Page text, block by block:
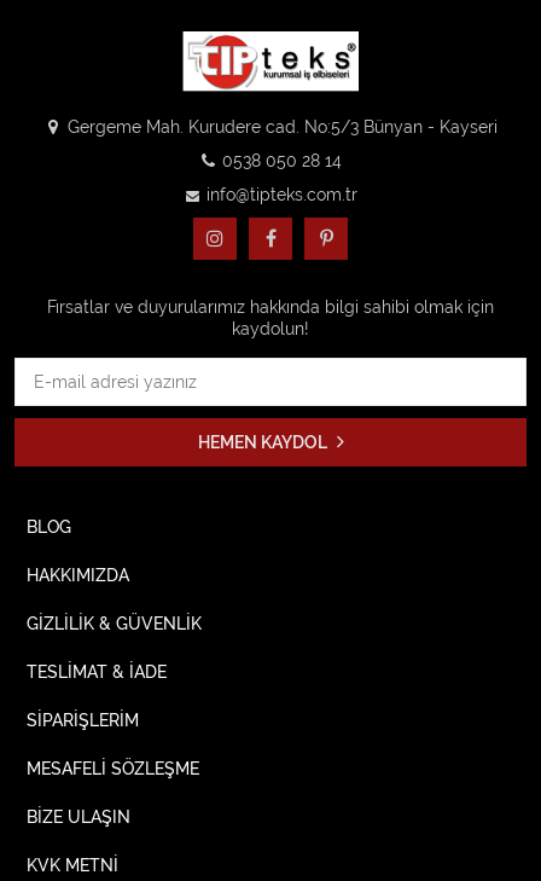
Gergeme Mah. Kurudere cad. No:5/3 Bünyan - Kayseri
0538 050 28 14
info@tipteks.com.tr
Fırsatlar ve duyurularımız hakkında bilgi sahibi olmak için
kaydolun!
HEMEN KAYDOL
BLOG
HAKKIMIZDA
GİZLİLİK & GÜVENLİK
TESLİMAT & İADE
SİPARİŞLERİM
MESAFELİ SÖZLEŞME
BİZE ULAŞIN
KVK METNİ